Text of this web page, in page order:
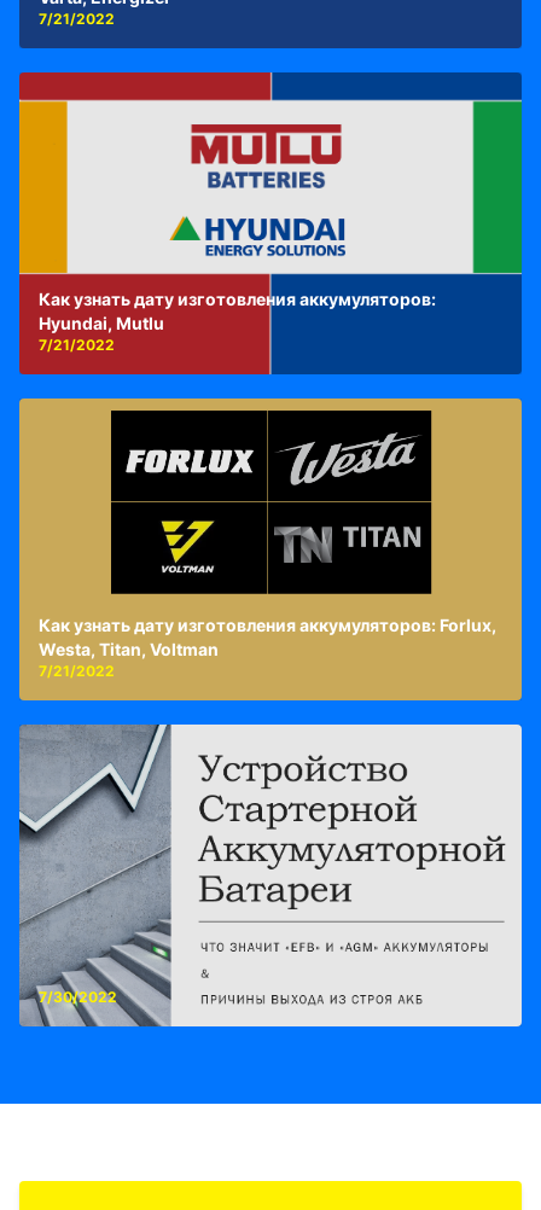
7/21/2022
Как узнать дату изготовления аккумуляторов:
Hyundai, Mutlu
7/21/2022
Как узнать дату изготовления аккумуляторов: Forlux,
Westa, Titan, Voltman
7/21/2022
7/30/2022